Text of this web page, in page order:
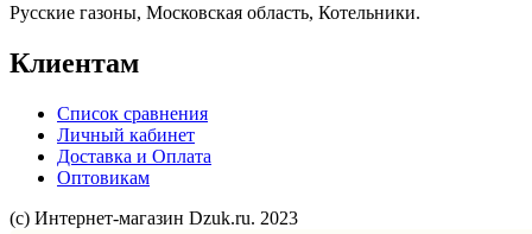
Русские газоны, Московская область, Котельники.
Клиентам
Список сравнения
Личный кабинет
Доставка и Оплата
Оптовикам
(с) Интернет-магазин Dzuk.ru. 2023